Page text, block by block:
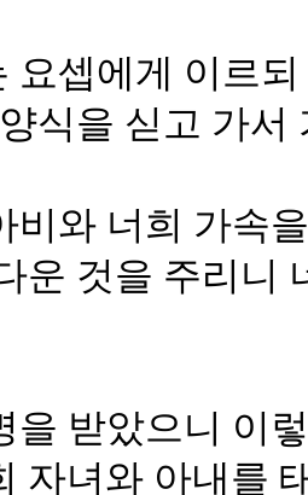
요셉에게 이르
식을 싣고 가서
비와 너희 가속
운 것을 주리니
을 받았으니 이
자녀와 아내를